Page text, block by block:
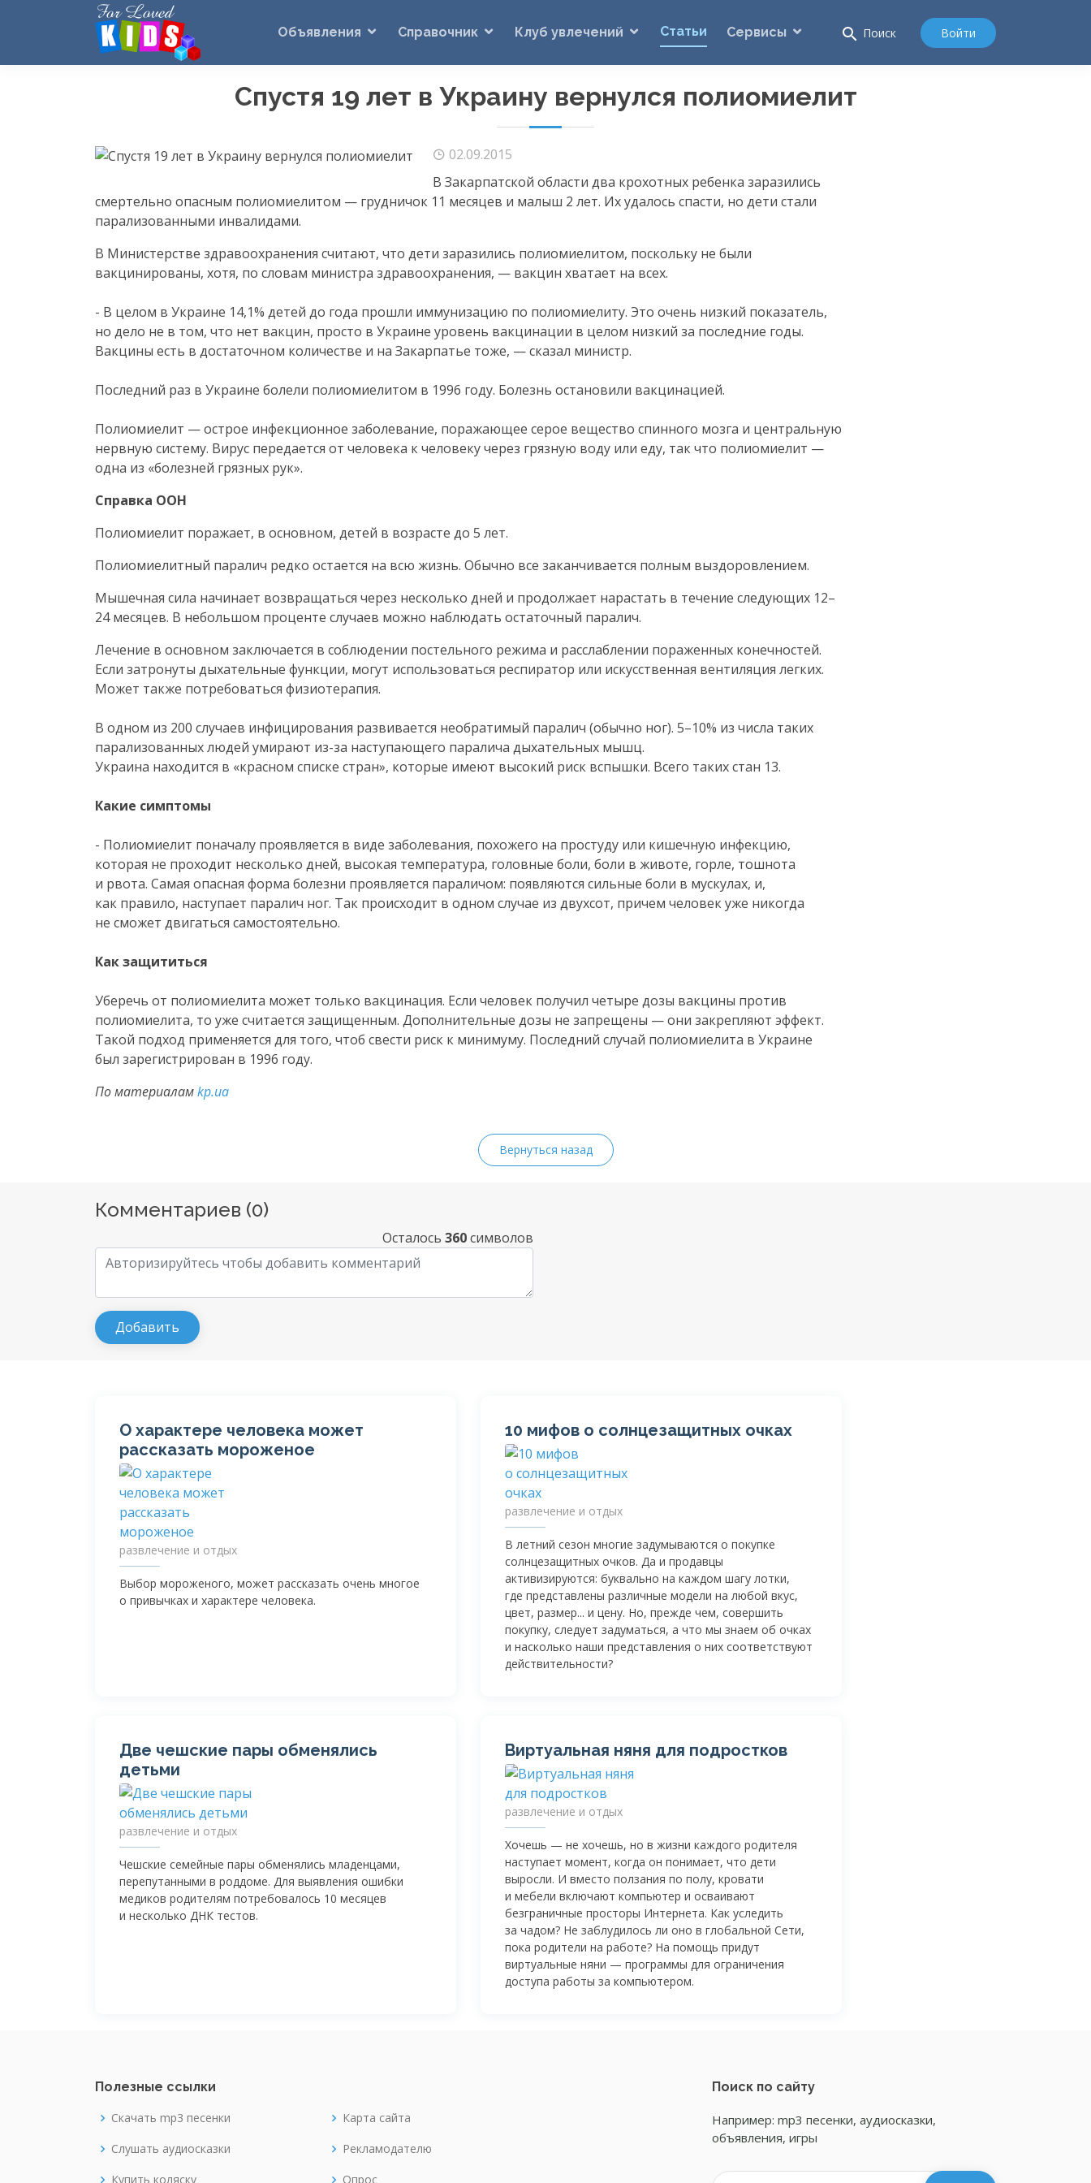
Объявления Справочник Клуб увлечений Статьи Сервисы search Поиск Войти
Спустя 19 лет в Украину вернулся полиомиелит
02.09.2015
В Закарпатской области два крохотных ребенка заразились
смертельно опасным полиомиелитом — грудничок 11 месяцев и малыш 2 лет. Их удалось спасти, но дети стали
парализованными инвалидами.
В Министерстве здравоохранения считают, что дети заразились полиомиелитом, поскольку не были
вакцинированы, хотя, по словам министра здравоохранения, — вакцин хватает на всех.
- В целом в Украине 14,1% детей до года прошли иммунизацию по полиомиелиту. Это очень низкий показатель,
но дело не в том, что нет вакцин, просто в Украине уровень вакцинации в целом низкий за последние годы.
Вакцины есть в достаточном количестве и на Закарпатье тоже, — сказал министр.
Последний раз в Украине болели полиомиелитом в 1996 году. Болезнь остановили вакцинацией.
Полиомиелит — острое инфекционное заболевание, поражающее серое вещество спинного мозга и центральную
нервную систему. Вирус передается от человека к человеку через грязную воду или еду, так что полиомиелит —
одна из «болезней грязных рук».
Справка ООН
Полиомиелит поражает, в основном, детей в возрасте до 5 лет.
Полиомиелитный паралич редко остается на всю жизнь. Обычно все заканчивается полным выздоровлением.
Мышечная сила начинает возвращаться через несколько дней и продолжает нарастать в течение следующих 12–
24 месяцев. В небольшом проценте случаев можно наблюдать остаточный паралич.
Лечение в основном заключается в соблюдении постельного режима и расслаблении пораженных конечностей.
Если затронуты дыхательные функции, могут использоваться респиратор или искусственная вентиляция легких.
Может также потребоваться физиотерапия.
В одном из 200 случаев инфицирования развивается необратимый паралич (обычно ног). 5–10% из числа таких
парализованных людей умирают из-за наступающего паралича дыхательных мышц.
Украина находится в «красном списке стран», которые имеют высокий риск вспышки. Всего таких стан 13.
Какие симптомы
- Полиомиелит поначалу проявляется в виде заболевания, похожего на простуду или кишечную инфекцию,
которая не проходит несколько дней, высокая температура, головные боли, боли в животе, горле, тошнота
и рвота. Самая опасная форма болезни проявляется параличом: появляются сильные боли в мускулах, и,
как правило, наступает паралич ног. Так происходит в одном случае из двухсот, причем человек уже никогда
не сможет двигаться самостоятельно.
Как защититься
Уберечь от полиомиелита может только вакцинация. Если человек получил четыре дозы вакцины против
полиомиелита, то уже считается защищенным. Дополнительные дозы не запрещены — они закрепляют эффект.
Такой подход применяется для того, чтоб свести риск к минимуму. Последний случай полиомиелита в Украине
был зарегистрирован в 1996 году.
По материаламkp.ua
Вернуться назад
Комментариев (0)
Осталось 360символов
О характере человека может
рассказать мороженое
развлечение и отдых
Выбор мороженого, может рассказать очень многое
о привычках и характере человека.
10 мифов о солнцезащитных очках
развлечение и отдых
В летний сезон многие задумываются о покупке
солнцезащитных очков. Да и продавцы
активизируются: буквально на каждом шагу лотки,
где представлены различные модели на любой вкус,
цвет, размер... и цену. Но, прежде чем, совершить
покупку, следует задуматься, а что мы знаем об очках
и насколько наши представления о них соответствуют
действительности?
Две чешские пары обменялись
детьми
развлечение и отдых
Чешские семейные пары обменялись младенцами,
перепутанными в роддоме. Для выявления ошибки
медиков родителям потребовалось 10 месяцев
и несколько ДНК тестов.
Виртуальная няня для подростков
развлечение и отдых
Хочешь — не хочешь, но в жизни каждого родителя
наступает момент, когда он понимает, что дети
выросли. И вместо ползания по полу, кровати
и мебели включают компьютер и осваивают
безграничные просторы Интернета. Как уследить
за чадом? Не заблудилось ли оно в глобальной Сети,
пока родители на работе? На помощь придут
виртуальные няни — программы для ограничения
доступа работы за компьютером.
Полезные ссылки
Скачать mp3 песенки
Слушать аудиосказки
Купить коляску
Карта сайта
Рекламодателю
Опрос
Поиск по сайту
Например: mp3 песенки, аудиосказки,
объявления, игры